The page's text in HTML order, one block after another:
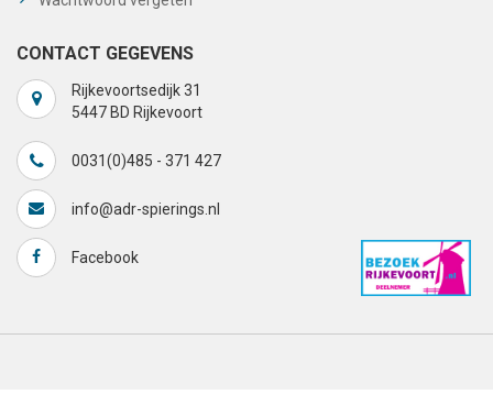
CONTACT GEGEVENS
Rijkevoortsedijk 31
5447 BD Rijkevoort
0031(0)485 - 371 427
info@adr-spierings.nl
Facebook